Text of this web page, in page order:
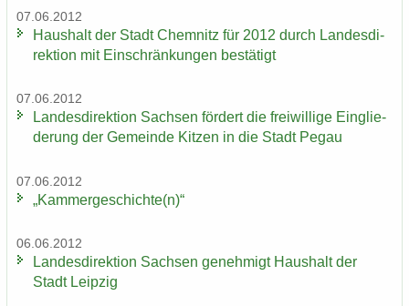
07.06.2012
Haus­halt der Stadt Chem­nitz für 2012 durch Lan­des­di­
rek­ti­on mit Ein­schrän­kun­gen be­stä­tigt
07.06.2012
Lan­des­di­rek­ti­on Sach­sen för­dert die frei­wil­li­ge Ein­glie­
de­rung der Ge­mein­de Kit­zen in die Stadt Pegau
07.06.2012
„Kam­mer­ge­schich­te(n)“
06.06.2012
Lan­des­di­rek­ti­on Sach­sen ge­neh­migt Haus­halt der
Stadt Leip­zig